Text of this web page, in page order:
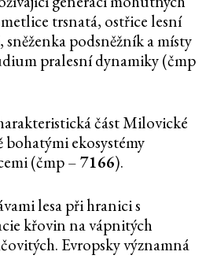
trsnatá, ostřice lesní
podsněžník a místy
pralesní dynamiky (čmp
část Milovické
bohatými ekosystémy
(čmp –7166).
lesa při hranici s
křovin na vápnitých
Evropsky významná